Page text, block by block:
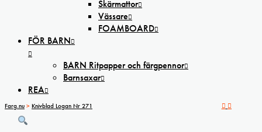
Skärmattor
Vässare
FOAMBOARD
FÖR BARN
BARN Ritpapper och färgpennor
Barnsaxar
REA
Farg.nu > Knivblad Logan Nr 271